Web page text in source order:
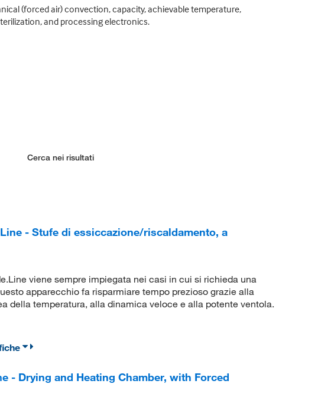
(forced air) convection, capacity, achievable temperature,
and processing electronics.
Cerca nei risultati
- Stufe di essiccazione/riscaldamento, a
viene sempre impiegata nei casi in cui si richieda una
apparecchio fa risparmiare tempo prezioso grazie alla
della temperatura, alla dinamica veloce e alla potente ventola.
- Drying and Heating Chamber, with Forced